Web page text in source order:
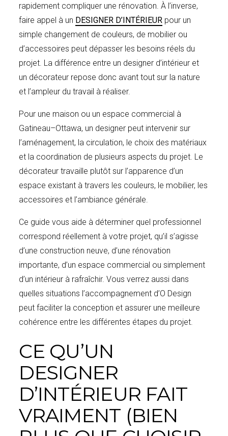
rapidement compliquer une rénovation. À l’inverse,
faire appel à un DESIGNER D’INTÉRIEUR pour un
simple changement de couleurs, de mobilier ou
d’accessoires peut dépasser les besoins réels du
projet. La différence entre un designer d’intérieur et
un décorateur repose donc avant tout sur la nature
et l’ampleur du travail à réaliser.
Pour une maison ou un espace commercial à
Gatineau–Ottawa, un designer peut intervenir sur
l’aménagement, la circulation, le choix des matériaux
et la coordination de plusieurs aspects du projet. Le
décorateur travaille plutôt sur l’apparence d’un
espace existant à travers les couleurs, le mobilier, les
accessoires et l’ambiance générale.
Ce guide vous aide à déterminer quel professionnel
correspond réellement à votre projet, qu’il s’agisse
d’une construction neuve, d’une rénovation
importante, d’un espace commercial ou simplement
d’un intérieur à rafraîchir. Vous verrez aussi dans
quelles situations l’accompagnement d’O Design
peut faciliter la conception et assurer une meilleure
cohérence entre les différentes étapes du projet.
CE QU’UN
DESIGNER
D’INTÉRIEUR FAIT
VRAIMENT (BIEN